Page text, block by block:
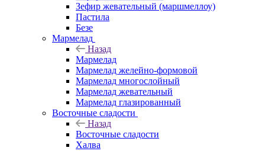
Зефир жевательный (маршмеллоу)
Пастила
Безе
Мармелад
Назад
Мармелад
Мармелад желейно-формовой
Мармелад многослойный
Мармелад жевательный
Мармелад глазированный
Восточные сладости
Назад
Восточные сладости
Халва